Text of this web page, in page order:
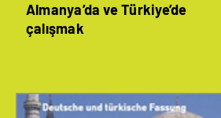
Almanya’da ve Türkiye’de
çalışmak